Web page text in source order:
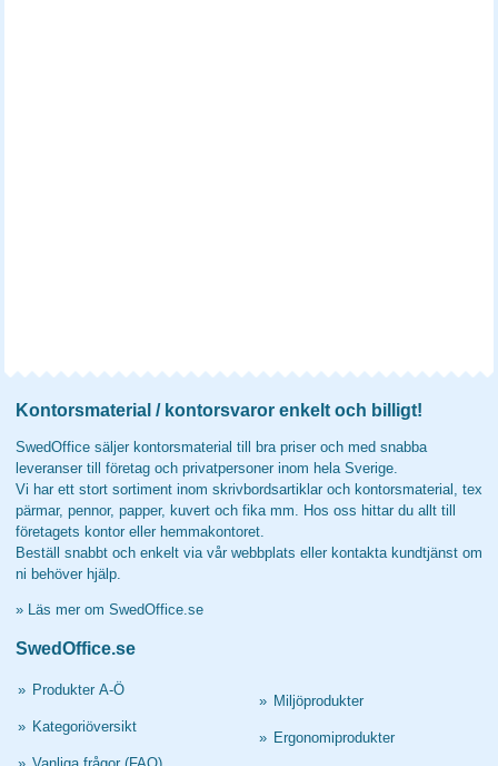
Kontorsmaterial / kontorsvaror enkelt och billigt!
SwedOffice säljer kontorsmaterial till bra priser och med snabba
leveranser till företag och privatpersoner inom hela Sverige.
Vi har ett stort sortiment inom skrivbordsartiklar och kontorsmaterial, tex
pärmar, pennor, papper, kuvert och fika mm. Hos oss hittar du allt till
företagets kontor eller hemmakontoret.
Beställ snabbt och enkelt via vår webbplats eller kontakta kundtjänst om
ni behöver hjälp.
» Läs mer om SwedOffice.se
SwedOffice.se
» Produkter A-Ö
» Kategoriöversikt
» Miljöprodukter
» Ergonomiprodukter